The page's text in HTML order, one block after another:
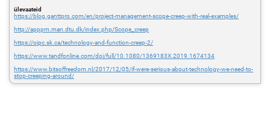
ülevaateid
https://blog.ganttpro.com/en/project-management-scope-creep-with-real-examples/
http://apppm.man.dtu.dk/index.php/Scope_creep
https://oipc.sk.ca/technology-and-function-creep-2/
https://www.tandfonline.com/doi/full/10.1080/1369183X.2019.1674134
https://www.bitsoffreedom.nl/2017/12/05/if-were-serious-about-technology-we-need-to-
stop-creeping-around/